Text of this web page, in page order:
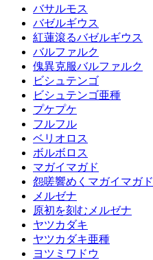
バサルモス
バゼルギウス
紅蓮滾るバゼルギウス
バルファルク
傀異克服バルファルク
ビシュテンゴ
ビシュテンゴ亜種
プケプケ
フルフル
ベリオロス
ボルボロス
マガイマガド
怨嗟響めくマガイマガド
メルゼナ
原初を刻むメルゼナ
ヤツカダキ
ヤツカダキ亜種
ヨツミワドウ